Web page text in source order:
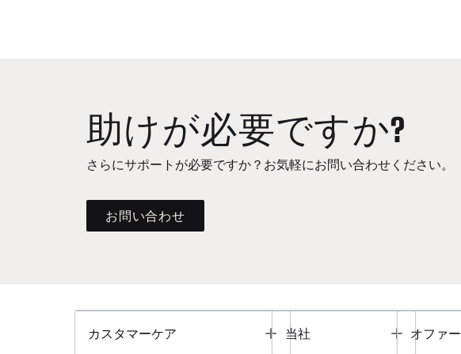
助けが必要ですか?
さらにサポートが必要ですか？お気軽にお問い合わせください。
お問い合わせ
カスタマーケア Toggle
当社 Toggle
オファー